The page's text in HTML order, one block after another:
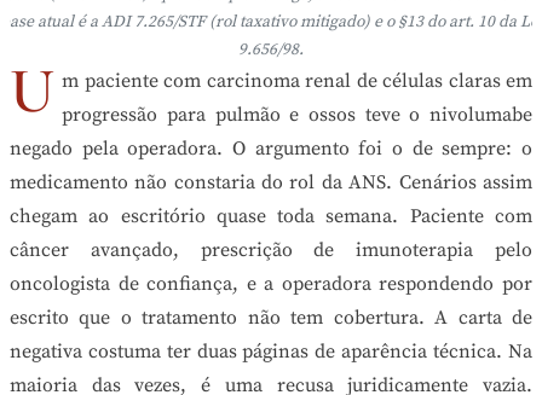
base atual é a ADI 7.265/STF (rol taxativo mitigado) e o §13 do art. 10 da Lei
9.656/98.
U m paciente com carcinoma renal de células claras em
progressão para pulmão e ossos teve o nivolumabe
negado pela operadora. O argumento foi o de sempre: o
medicamento não constaria do rol da ANS. Cenários assim
chegam ao escritório quase toda semana. Paciente com
câncer avançado, prescrição de imunoterapia pelo
oncologista de confiança, e a operadora respondendo por
escrito que o tratamento não tem cobertura. A carta de
negativa costuma ter duas páginas de aparência técnica. Na
maioria das vezes, é uma recusa juridicamente vazia.